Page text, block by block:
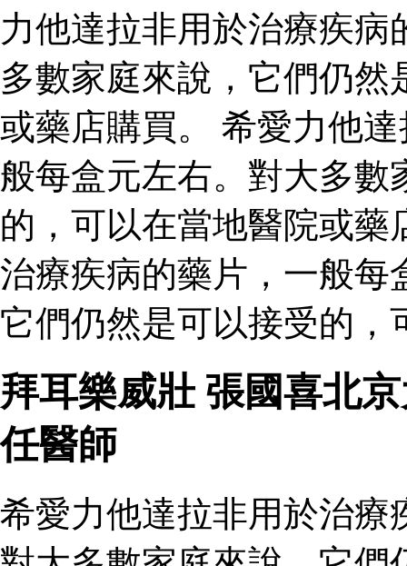
力他達拉非用於治療疾
多數家庭來說，它們仍
或藥店購買。 希愛力他
般每盒元左右。對大多數
的，可以在當地醫院或
治療疾病的藥片，一般每
它們仍然是可以接受的，
拜耳樂威壯 張國喜北
任醫師
希愛力他達拉非用於治療